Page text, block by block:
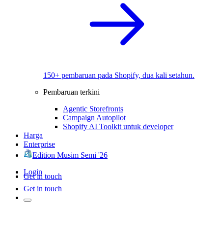
150+ pembaruan pada Shopify, dua kali setahun.
Pembaruan terkini
Agentic Storefronts
Campaign Autopilot
Shopify AI Toolkit untuk developer
Harga
Enterprise
Edition Musim Semi '26
Login
Get in touch
Get in touch